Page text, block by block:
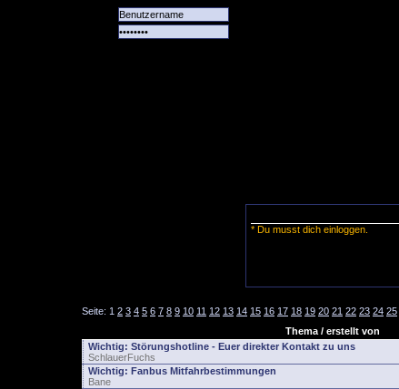
* Du musst dich einloggen.
Seite: 1 2 3 4 5 6 7 8 9 10 11 12 13 14 15 16 17 18 19 20 21 22 23 24 25
Thema / erstellt von
Wichtig: Störungshotline - Euer direkter Kontakt zu uns
SchlauerFuchs
Wichtig: Fanbus Mitfahrbestimmungen
Bane